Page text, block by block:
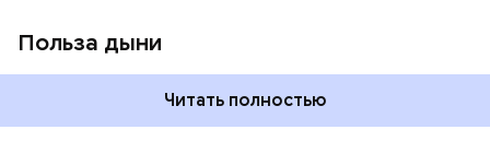
Польза дыни
Читать полностью